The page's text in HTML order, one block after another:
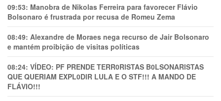
09:53: Manobra de Nikolas Ferreira para favorecer Flávio
Bolsonaro é frustrada por recusa de Romeu Zema
08:49: Alexandre de Moraes nega recurso de Jair Bolsonaro
e mantém proibição de visitas políticas
08:24: VÍDEO: PF PRENDE TERR0RlSTAS B0LSONARlSTAS
QUE QUERIAM EXPL0DlR LULA E O STF!!! A MANDO DE
FLÁVIO!!!